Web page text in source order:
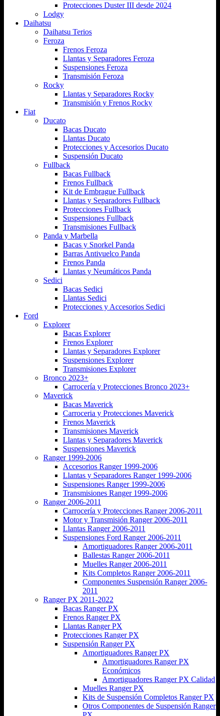
Protecciones Duster III desde 2024
Lodgy
Daihatsu
Daihatsu Terios
Feroza
Frenos Feroza
Llantas y Separadores Feroza
Suspensiones Feroza
Transmisión Feroza
Rocky
Llantas y Separadores Rocky
Transmisión y Frenos Rocky
Fiat
Ducato
Bacas Ducato
Llantas Ducato
Protecciones y Accesorios Ducato
Suspensión Ducato
Fullback
Bacas Fullback
Frenos Fullback
Kit de Embrague Fullback
Llantas y Separadores Fullback
Protecciones Fullback
Suspensiones Fullback
Transmisiones Fullback
Panda y Marbella
Bacas y Snorkel Panda
Barras Antivuelco Panda
Frenos Panda
Llantas y Neumáticos Panda
Sedici
Bacas Sedici
Llantas Sedici
Protecciones y Accesorios Sedici
Ford
Explorer
Bacas Explorer
Frenos Explorer
Llantas y Separadores Explorer
Suspensiones Explorer
Transmisiones Explorer
Bronco 2023+
Carrocería y Protecciones Bronco 2023+
Maverick
Bacas Maverick
Carroceria y Protecciones Maverick
Frenos Maverick
Transmisiones Maverick
Llantas y Separadores Maverick
Suspensiones Maverick
Ranger 1999-2006
Accesorios Ranger 1999-2006
Llantas y Separadores Ranger 1999-2006
Suspensiones Ranger 1999-2006
Transmisiones Ranger 1999-2006
Ranger 2006-2011
Carrocería y Protecciones Ranger 2006-2011
Motor y Transmisión Ranger 2006-2011
Llantas Ranger 2006-2011
Suspensiones Ford Ranger 2006-2011
Amortiguadores Ranger 2006-2011
Ballestas Ranger 2006-2011
Muelles Ranger 2006-2011
Kits Completos Ranger 2006-2011
Componentes Suspensión Ranger 2006-
2011
Ranger PX 2011-2022
Bacas Ranger PX
Frenos Ranger PX
Llantas Ranger PX
Protecciones Ranger PX
Suspensión Ranger PX
Amortiguadores Ranger PX
Amortiguadores Ranger PX
Económicos
Amortiguadores Ranger PX Calidad
Muelles Ranger PX
Kits de Suspensión Completos Ranger PX
Otros Componentes de Suspensión Ranger